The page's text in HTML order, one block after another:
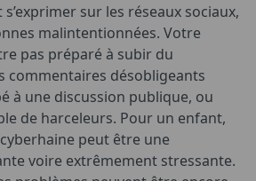
sur les réseaux sociaux,
malintentionnées. Votre
pas préparé à subir du
commentaires désobligeants
à une discussion publique, ou
de harceleurs. Pour un enfant,
peut être une
voire extrêmement stressante.